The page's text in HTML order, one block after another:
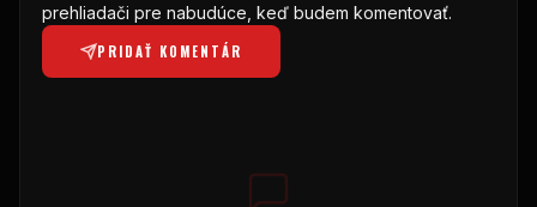
prehliadači pre nabudúce, keď budem komentovať.
PRIDAŤ KOMENTÁR